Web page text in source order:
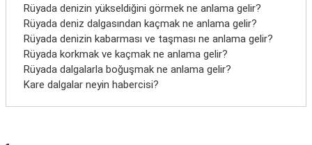
Rüyada denizin yükseldiğini görmek ne anlama gelir?
Rüyada deniz dalgasından kaçmak ne anlama gelir?
Rüyada denizin kabarması ve taşması ne anlama gelir?
Rüyada korkmak ve kaçmak ne anlama gelir?
Rüyada dalgalarla boğuşmak ne anlama gelir?
Kare dalgalar neyin habercisi?